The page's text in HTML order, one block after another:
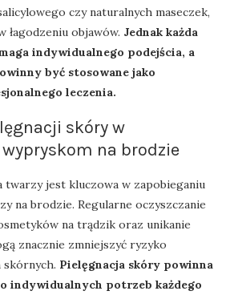
czy naturalnych maseczek,
łagodzeniu objawów. Jednak każda
indywidualnego podejścia, a
być stosowane jako
leczenia.
skóry w
na brodzie
twarzy jest kluczowa w zapobieganiu
na brodzie. Regularne oczyszczanie
na trądzik oraz unikanie
znacznie zmniejszyć ryzyko
skórnych. Pielęgnacja skóry powinna
indywidualnych potrzeb każdego